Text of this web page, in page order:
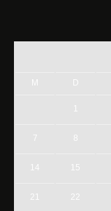
M D
1
7 8
14 15
21 22